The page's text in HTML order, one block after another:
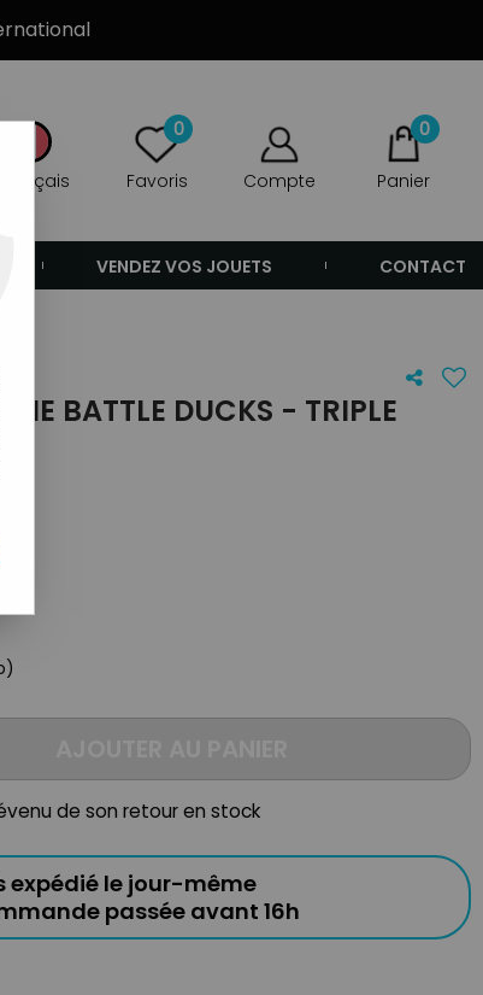
Français
0
Favoris Compte
0
Panier
VENDEZ VOS JOUETS CONTACT
BATTLE DUCKS - TRIPLE
de son retour en stock
expédié le jour-même
passée avant 16h